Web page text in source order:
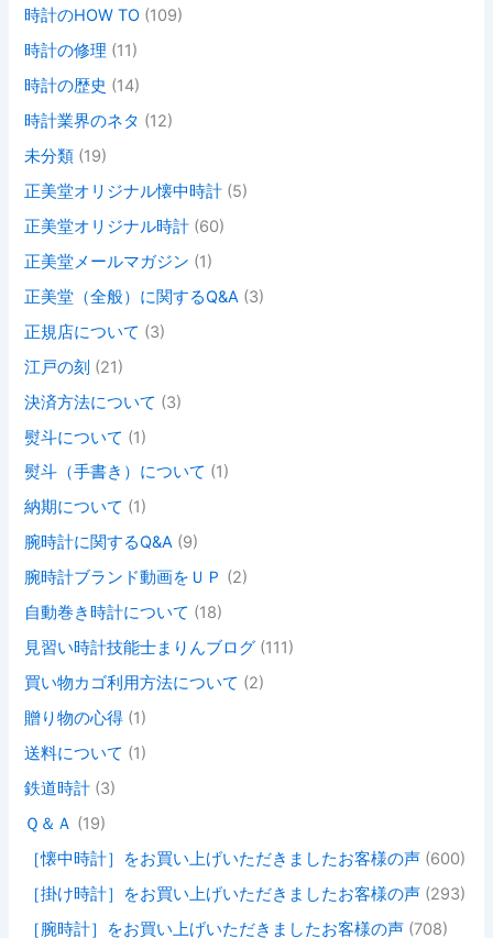
時計のHOW TO (109)
時計の修理 (11)
時計の歴史 (14)
時計業界のネタ (12)
未分類 (19)
正美堂オリジナル懐中時計 (5)
正美堂オリジナル時計 (60)
正美堂メールマガジン (1)
正美堂（全般）に関するQ&A (3)
正規店について (3)
江戸の刻 (21)
決済方法について (3)
熨斗について (1)
熨斗（手書き）について (1)
納期について (1)
腕時計に関するQ&A (9)
腕時計ブランド動画をＵＰ (2)
自動巻き時計について (18)
見習い時計技能士まりんブログ (111)
買い物カゴ利用方法について (2)
贈り物の心得 (1)
送料について (1)
鉄道時計 (3)
Ｑ＆Ａ (19)
［懐中時計］をお買い上げいただきましたお客様の声 (600)
［掛け時計］をお買い上げいただきましたお客様の声 (293)
［腕時計］をお買い上げいただきましたお客様の声 (708)